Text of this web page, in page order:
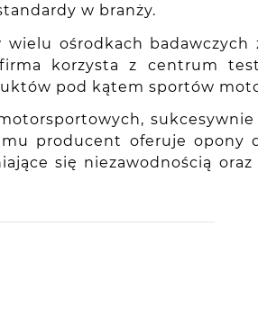
w branży.
ośrodkach badawczych
korzysta z centrum
pod kątem sportów
producent oferuje opony
się niezawodnością